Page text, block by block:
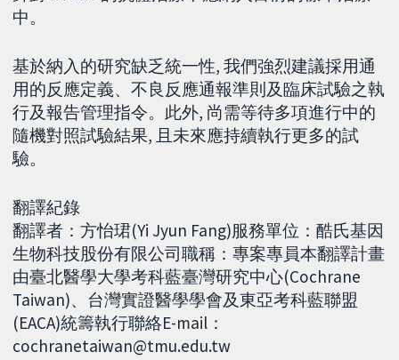
中。
基於納入的研究缺乏統一性, 我們強烈建議採用通
用的反應定義、不良反應通報準則及臨床試驗之執
行及報告管理指令。此外, 尚需等待多項進行中的
隨機對照試驗結果, 且未來應持續執行更多的試
驗。
翻譯紀錄
翻譯者：方怡珺(Yi Jyun Fang)服務單位：酷氏基因
生物科技股份有限公司職稱：專案專員本翻譯計畫
由臺北醫學大學考科藍臺灣研究中心(Cochrane
Taiwan)、台灣實證醫學學會及東亞考科藍聯盟
(EACA)統籌執行聯絡E-mail：
cochranetaiwan@tmu.edu.tw